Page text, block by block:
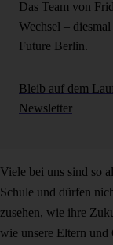
Das Team von
Wechsel –
Future Berlin.
Bleib auf dem
Newsletter
Viele bei uns sind so
Schule und dürfen
zusehen, wie ihre
wie unsere Eltern und